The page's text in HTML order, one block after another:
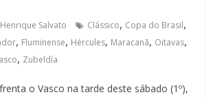
Henrique Salvato Clássico, Copa do Brasil,
, Fluminense, Hércules, Maracanã, Oitavas,
, Zubeldía
o Vasco na tarde deste sábado (1º),